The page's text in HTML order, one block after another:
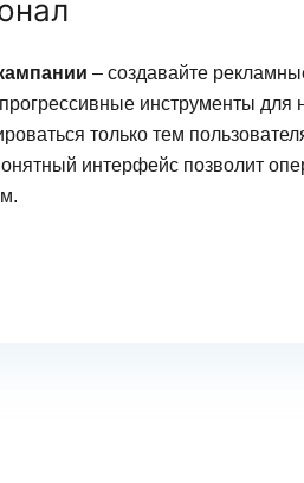
– создавайте
инструменты
только тем
интерфейс позволит